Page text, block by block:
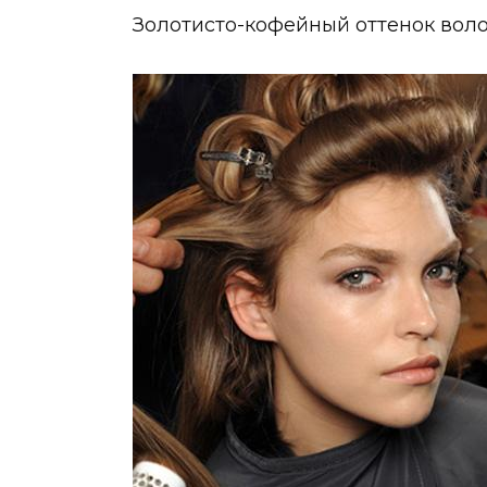
Золотисто-кофейный оттенок